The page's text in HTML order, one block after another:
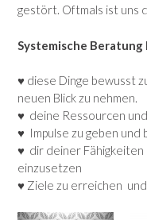
gestört. Oftmals ist uns
Systemische
♥ diese Dinge bewusst
neuen Blick zu nehmen.
♥ deine Ressourcen
♥ Impulse zu geben und
♥ dir deiner
einzusetzen
♥ Ziele zu erreichen